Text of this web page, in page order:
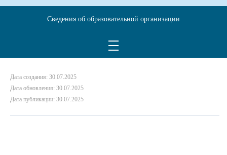
.
Дата создания: 30.07.2025
Дата обновления: 30.07.2025
Дата публикации: 30.07.2025
Сведения об образовательной организации